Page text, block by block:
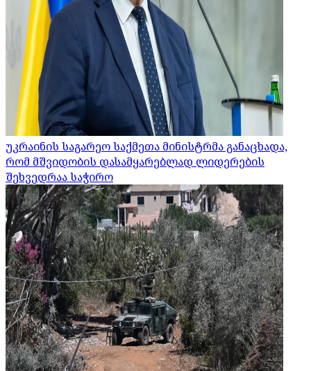
უკრაინის საგარეო საქმეთა მინისტრმა განაცხადა,
რომ მშვიდობის დასამყარებლად ლიდერების
შეხვედრაა საჭირო